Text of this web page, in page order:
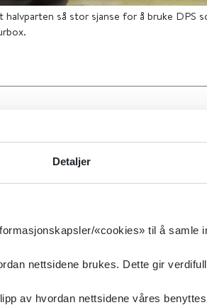
Detaljer
«cookies» til å samle
nettsidene brukes. Dette gir
av hvordan nettsidene våres
halvparten så stor sjanse for å bruke DPS
er det vanskelig å tro at
mindre kun fordi de har
Melanie Straiton, forsker ved
skyldes at innvandrerkvinner
hjelp, og for å få tilgang til